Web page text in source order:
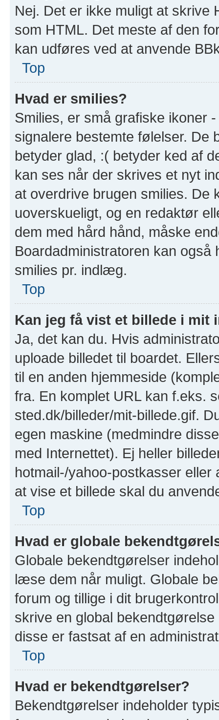
Nej. Det er ikke muligt at skrive
som HTML. Det meste af den
kan udføres ved at anvende
Top
Hvad er smilies?
Smilies, er små grafiske ikoner
signalere bestemte følelser. De
betyder glad, :( betyder ked af
kan ses når der skrives et nyt
at overdrive brugen smilies.
uoverskueligt, og en redaktør
dem med hård hånd, måske
Boardadministratoren kan
smilies pr. indlæg.
Top
Kan jeg få vist et billede i mit
Ja, det kan du. Hvis
uploade billedet til boardet.
til en anden hjemmeside
fra. En komplet URL kan f.eks.
sted.dk/billeder/mit-billede.gif.
egen maskine (medmindre
med Internettet). Ej heller
hotmail-/yahoo-postkasser
at vise et billede skal du
Top
Hvad er globale
Globale bekendtgørelser
læse dem når muligt. Globale
forum og tillige i dit
skrive en global
disse er fastsat af en
Top
Hvad er bekendtgørelser?
Bekendtgørelser indeholder